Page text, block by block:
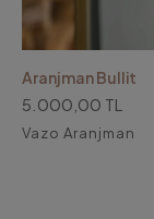
Aranjman Bullit
5.000,00 TL
Vazo Aranjman